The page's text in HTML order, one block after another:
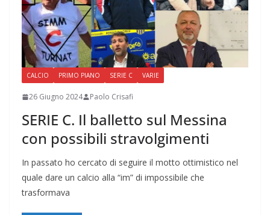
CALCIO PRIMO PIANO SERIE C VARIE
26 Giugno 2024 Paolo Crisafi
SERIE C. Il balletto sul Messina
con possibili stravolgimenti
In passato ho cercato di seguire il motto ottimistico nel
quale dare un calcio alla “im” di impossibile che
trasformava